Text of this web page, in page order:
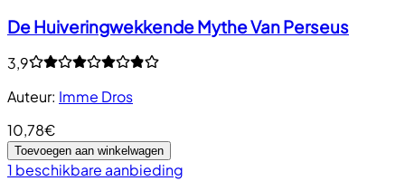
De Huiveringwekkende Mythe Van Perseus
3,9
Auteur: Imme Dros
10,78€
Toevoegen aan winkelwagen
1 beschikbare aanbieding